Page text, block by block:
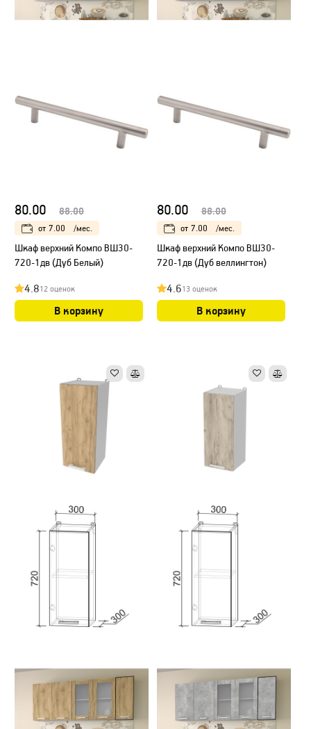
80.00 88.00
от 7.00 /мес.
Шкаф верхний Компо ВШ30-
720-1дв (Дуб Белый)
4.812 оценок
В корзину
80.00 88.00
от 7.00 /мес.
Шкаф верхний Компо ВШ30-
720-1дв (Дуб веллингтон)
4.613 оценок
В корзину